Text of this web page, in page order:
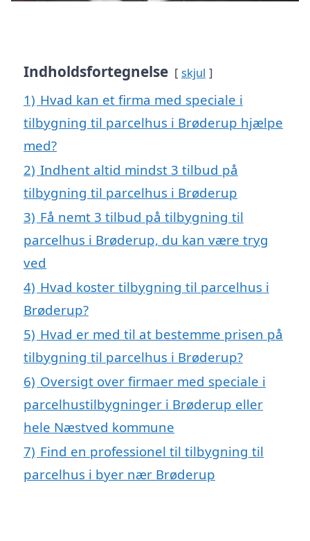
Indholdsfortegnelse skjul
1) Hvad kan et firma med speciale i
tilbygning til parcelhus i Brøderup hjælpe
med?
2) Indhent altid mindst 3 tilbud på
tilbygning til parcelhus i Brøderup
3) Få nemt 3 tilbud på tilbygning til
parcelhus i Brøderup, du kan være tryg
ved
4) Hvad koster tilbygning til parcelhus i
Brøderup?
5) Hvad er med til at bestemme prisen på
tilbygning til parcelhus i Brøderup?
6) Oversigt over firmaer med speciale i
parcelhustilbygninger i Brøderup eller
hele Næstved kommune
7) Find en professionel til tilbygning til
parcelhus i byer nær Brøderup